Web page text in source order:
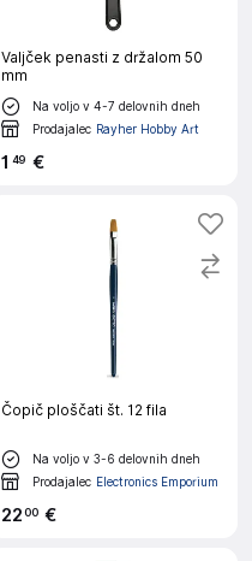
Valjček penasti z držalom 50
mm
Na voljo v 4-7 delovnih dneh
Prodajalec Rayher Hobby Art
1 49 €
Čopič ploščati št. 12 fila
Na voljo v 3-6 delovnih dneh
Prodajalec Electronics Emporium
2200 €